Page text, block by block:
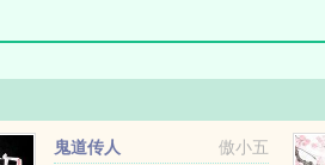
傲小五
鬼道传人